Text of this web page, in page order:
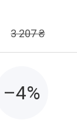
3 207 ₴
–4%